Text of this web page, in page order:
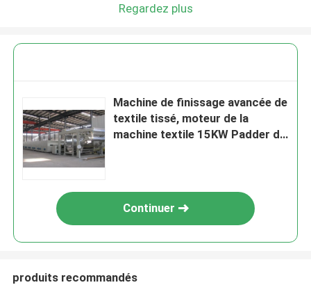
Regardez plus
Machine de finissage avancée de
textile tissé, moteur de la
machine textile 15KW Padder de
Continuer
produits recommandés